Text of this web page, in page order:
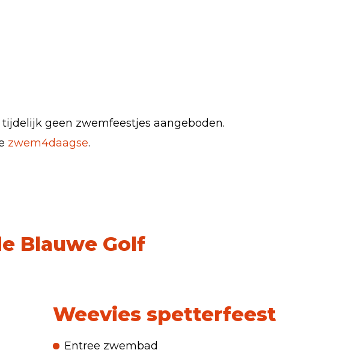
tijdelijk geen zwemfeestjes aangeboden.
zwem4daagse.
Blauwe Golf
Weevies spetterfeest
Entree zwembad